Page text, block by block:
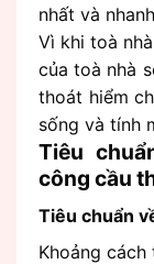
nhất và
Vì khi toà
của toà nhà
thoát hiểm
sống và tính
Tiêu
công cầu
Tiêu chuẩn
Khoảng